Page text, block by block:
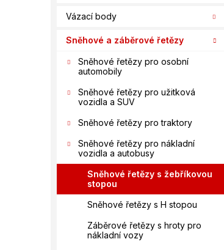
Vázací body
Sněhové a záběrové řetězy
Sněhové řetězy pro osobní
automobily
Sněhové řetězy pro užitková
vozidla a SUV
Sněhové řetězy pro traktory
Sněhové řetězy pro nákladní
vozidla a autobusy
Sněhové řetězy s žebříkovou
stopou
Sněhové řetězy s H stopou
Záběrové řetězy s hroty pro
nákladní vozy